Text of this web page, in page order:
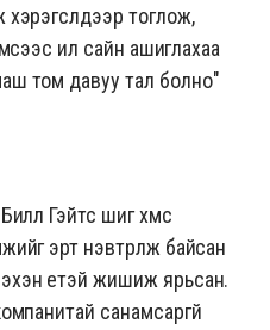
тоглож,
илүү сайн ашиглахаа
том давуу тал болно"
Гэйтс шиг хүмүүс
эрт нэвтрүүлж байсан
үетэй жишиж ярьсан.
санамсаргүй